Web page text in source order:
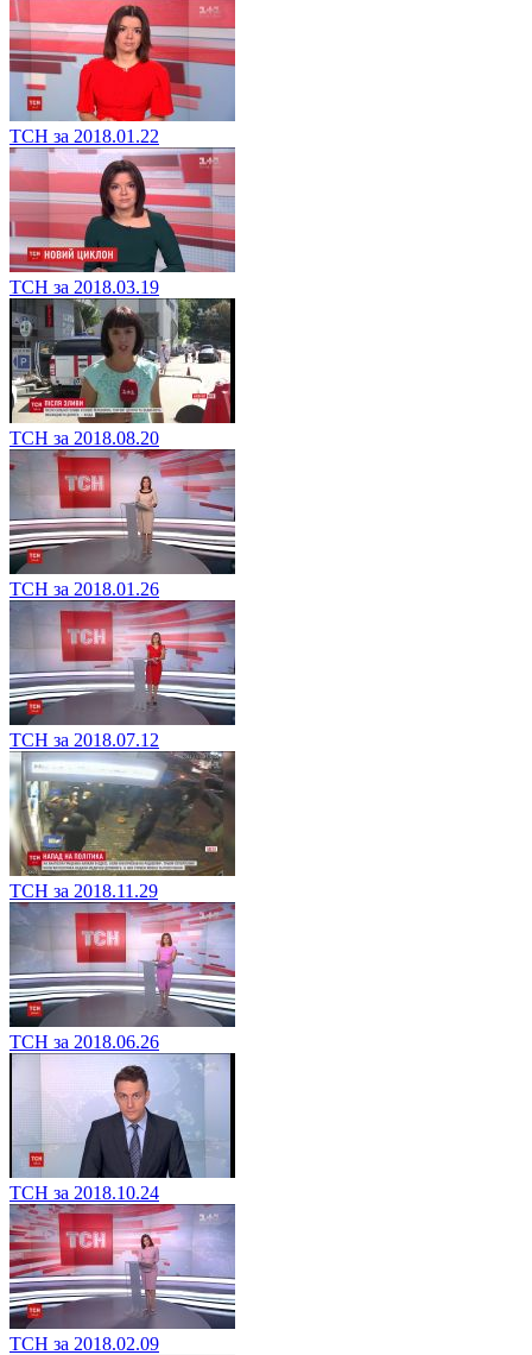
ТСН за 2018.01.22
ТСН за 2018.03.19
ТСН за 2018.08.20
ТСН за 2018.01.26
ТСН за 2018.07.12
ТСН за 2018.11.29
ТСН за 2018.06.26
ТСН за 2018.10.24
ТСН за 2018.02.09